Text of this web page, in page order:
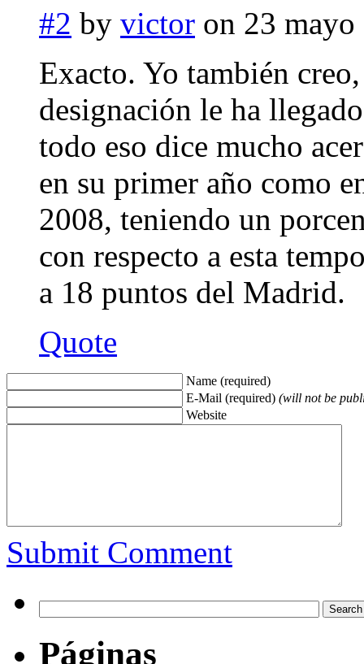
#2 by victor on 23
Exacto. Yo también
designación le ha
todo eso dice mucho
en su primer año como
2008, teniendo un
con respecto a esta
a 18 puntos del Madrid.
Quote
Name (required)
E-Mail (required) (will not be
Website
Submit Comment
Páginas